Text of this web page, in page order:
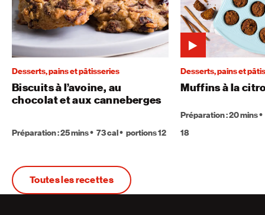
Desserts, pains et pâtisseries
Biscuits à l’avoine, au
chocolat et aux canneberges
Préparation : 25 mins 73 cal portions 12
Desserts, pains et
Muffins à la
Préparation : 20 mins
18
Toutes les recettes